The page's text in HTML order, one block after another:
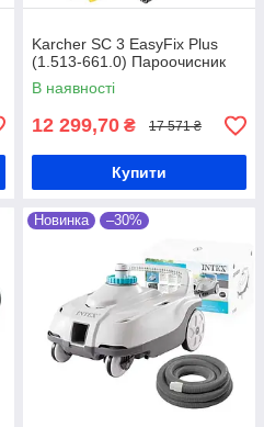
Karcher SC 3 EasyFix Plus
(1.513-661.0) Пароочисник
В наявності
12 299,70 ₴ 17 571 ₴
Купити
Новинка –30%